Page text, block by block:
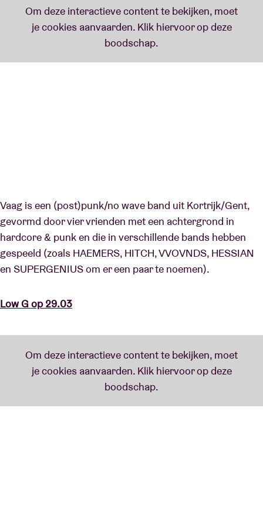
Vaag is een (post)punk/no wave band uit Kortrijk/Gent,
gevormd door vier vrienden met een achtergrond in
hardcore & punk en die in verschillende bands hebben
gespeeld (zoals HAEMERS, HITCH, VVOVNDS, HESSIAN
en SUPERGENIUS om er een paar te noemen).
Low G op 29.03